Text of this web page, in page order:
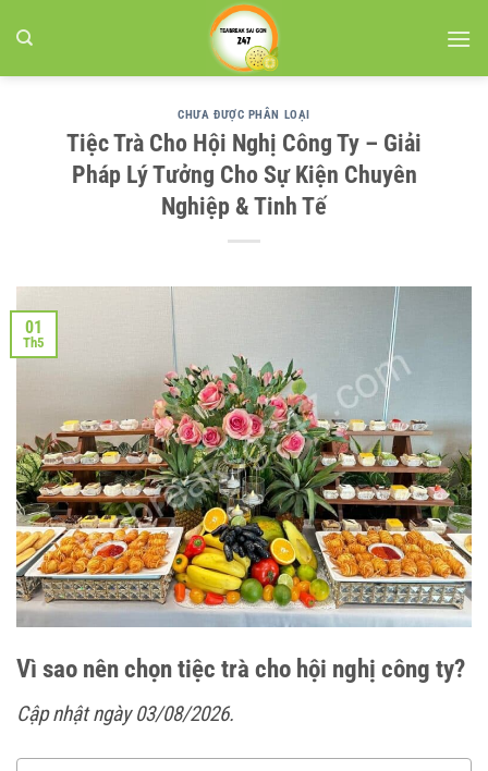
qua
CHƯA ĐƯỢC PHÂN LOẠI
Tiệc Trà Cho Hội Nghị Công Ty – Giải
Pháp Lý Tưởng Cho Sự Kiện Chuyên
Nghiệp & Tinh Tế
01
Th5
Vì sao nên chọn tiệc trà cho hội nghị công ty?
Cập nhật ngày 03/08/2026.